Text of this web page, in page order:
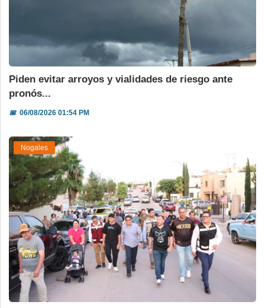
Piden evitar arroyos y vialidades de riesgo ante
pronós...
📅06/08/2026 01:54 PM
Nogales